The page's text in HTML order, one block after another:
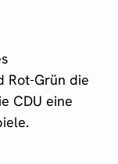
Rot-Grün die
CDU eine